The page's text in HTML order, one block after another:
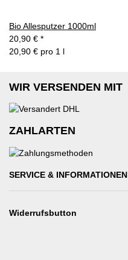
Bio Allesputzer 1000ml
20,90 € *
20,90 € pro 1 l
WIR VERSENDEN MIT
ZAHLARTEN
SERVICE & INFORMATIONEN
Widerrufsbutton